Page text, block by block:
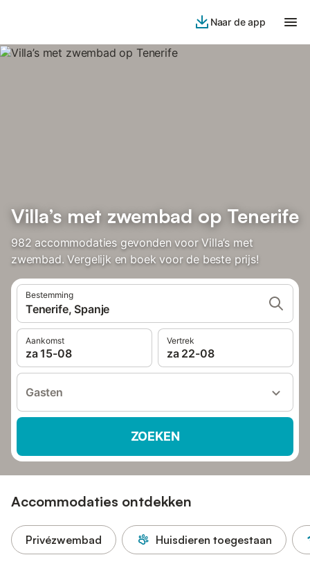
Naar de app
Villa’s met zwembad op Tenerife
982 accommodaties gevonden voor Villa’s met
zwembad. Vergelijk en boek voor de beste prijs!
Bestemming
Tenerife, Spanje
Aankomst
za 15-08
Vertrek
za 22-08
Gasten
ZOEKEN
Accommodaties ontdekken
Privézwembad Huisdieren toegestaan